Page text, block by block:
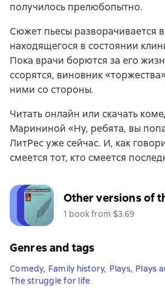
получилось прелюбопытно.
Сюжет пьесы разворачивается
находящегося в состоянии
Пока врачи борются за его
ссорятся, виновник
ними со стороны.
Читать онлайн или скачать
Марининой «Ну, ребята, вы
ЛитРес уже сейчас. И, как
смеется тот, кто смеется
Other versions of
1 book from $3.69
Genres and tags
Comedy, Family history, Plays, Plays
The struggle for life